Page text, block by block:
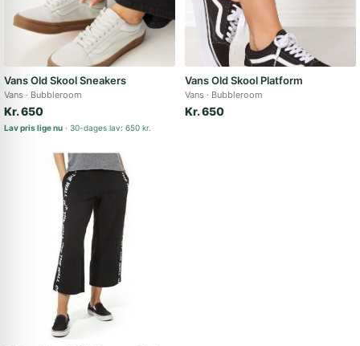
Vans Old Skool Sneakers
Vans Bubbleroom
Kr. 650
Lav pris lige nu 30-dages lav: 650 kr.
Vans Old Skool Platform
Vans Bubbleroom
Kr. 650